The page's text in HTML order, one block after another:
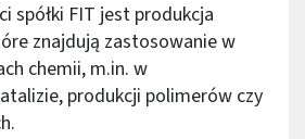
spółki FIT jest produkcja
znajdują zastosowanie w
chemii, m.in. w
produkcji polimerów czy